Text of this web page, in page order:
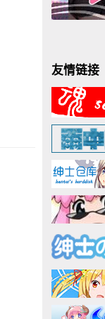
友情链接